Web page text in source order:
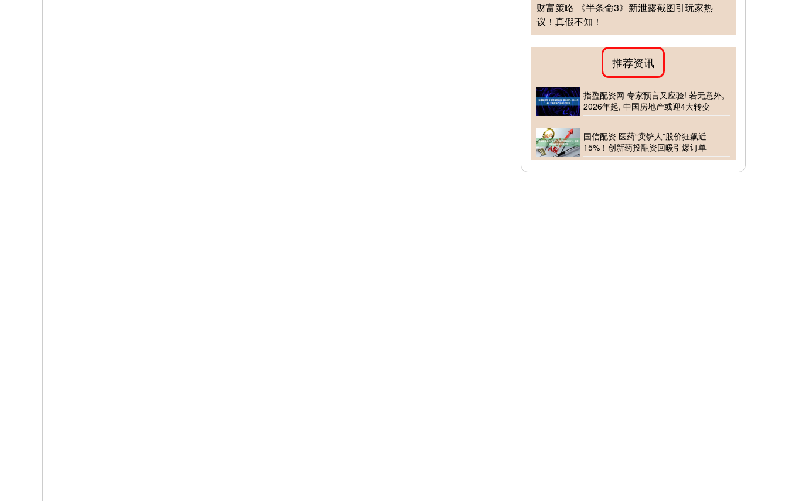
财富策略 《半条命3》新泄露截图引玩家热
议！真假不知！
推荐资讯
指盈配资网 专家预言又应验! 若无意外,
2026年起, 中国房地产或迎4大转变
国信配资 医药“卖铲人”股价狂飙近
15%！创新药投融资回暖引爆订单